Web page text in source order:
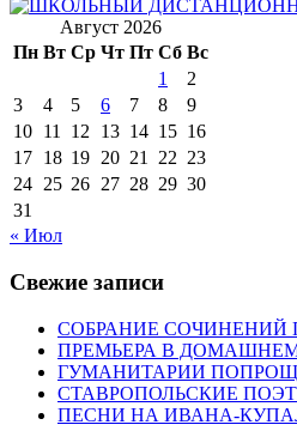
Август 2026
Пн Вт Ср Чт Пт Сб Вс
1
2
3
4 5 6 7 8
9
10 11 12 13 14 15 16
17 18 19 20 21 22 23
24 25 26 27 28 29 30
31
« Июл
Свежие записи
СОБРАНИЕ СОЧИНЕНИЙ
ПРЕМЬЕРА В ДОМАШНЕМ
ГУМАНИТАРИИ
СТАВРОПОЛЬСКИЕ
ПЕСНИ НА ИВАНА-